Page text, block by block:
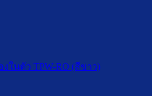
ในตัว TPW-RO (สีขาว)